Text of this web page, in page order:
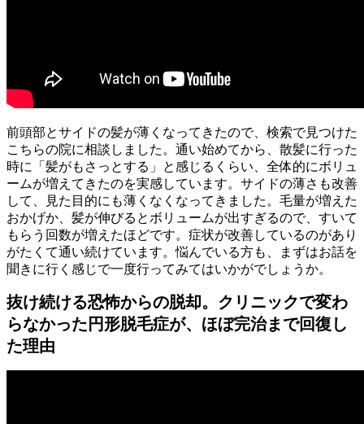
前頭部とサイドの髪が薄くなってきたので、検索で見つけた
こちらの院に相談しました。通い始めてから、散髪に行った
時に「髪がもさっとする」と感じるくらい、全体的にボリュ
ームが増えてきたのを実感しています。サイドの薄さも改善
して、見た目的にも薄くなくなってきました。毛量が増えた
おかげか、髪が伸びるとボリュームが出すぎるので、すいて
もらう回数が増えたほどです。症状が改善しているのがあり
がたくて通い続けています。悩んでいる方も、まずはお話を
聞きに行く感じで一度行ってみてはいかがでしょうか。
抜け続ける恐怖からの脱却。クリニックで変わ
らなかった円形脱毛症が、ほぼ完治まで回復し
た理由